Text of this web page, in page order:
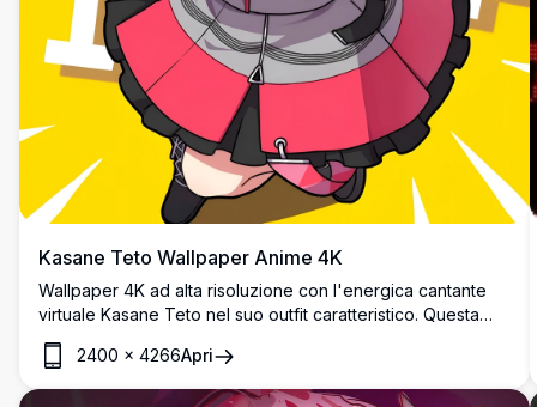
Kasane Teto Wallpaper Anime 4K
Wallpaper 4K ad alta risoluzione con l'energica cantante
virtuale Kasane Teto nel suo outfit caratteristico. Questa
vivace opera d'arte anime mostra pose dinamiche con un
design del personaggio dettagliato su uno sfondo giallo
brillante, perfetto per gli appassionati di anime.
2400 × 4266Apri